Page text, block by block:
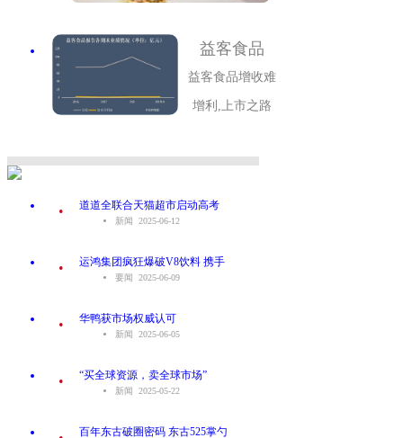
益客食品
益客食品增收难
增利,上市之路
. 道道全联合天猫超市启动高考
新闻 2025-06-12
. 运鸿集团疯狂爆破V8饮料 携手
要闻 2025-06-09
. 华鸭获市场权威认可
新闻 2025-06-05
. “买全球资源，卖全球市场”
新闻 2025-05-22
. 百年东古破圈密码 东古525掌勺